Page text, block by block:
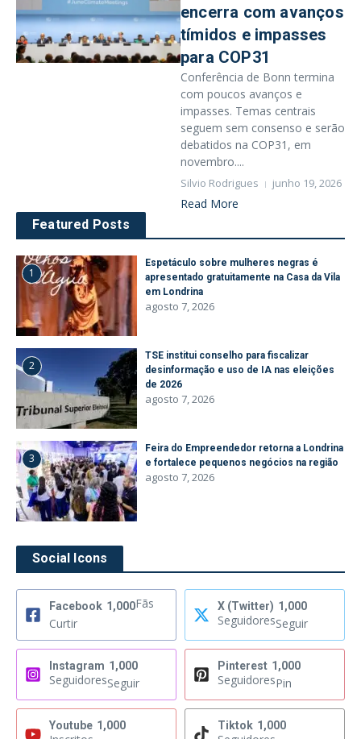
encerra com avanços
tímidos e impasses
para COP31
Conferência de Bonn termina
com poucos avanços e
impasses. Temas centrais
seguem sem consenso e serão
debatidos na COP31, em
novembro....
Silvio Rodrigues junho 19, 2026
Read More
Featured Posts
1
Espetáculo sobre mulheres negras é
apresentado gratuitamente na Casa da Vila
em Londrina
agosto 7, 2026
2
TSE institui conselho para fiscalizar
desinformação e uso de IA nas eleições
de 2026
agosto 7, 2026
3
Feira do Empreendedor retorna a Londrina
e fortalece pequenos negócios na região
agosto 7, 2026
Social Icons
Facebook 1,000Fãs
Curtir
X (Twitter) 1,000
SeguidoresSeguir
Instagram 1,000
SeguidoresSeguir
Pinterest 1,000
SeguidoresPin
Youtube 1,000 Tiktok 1,000